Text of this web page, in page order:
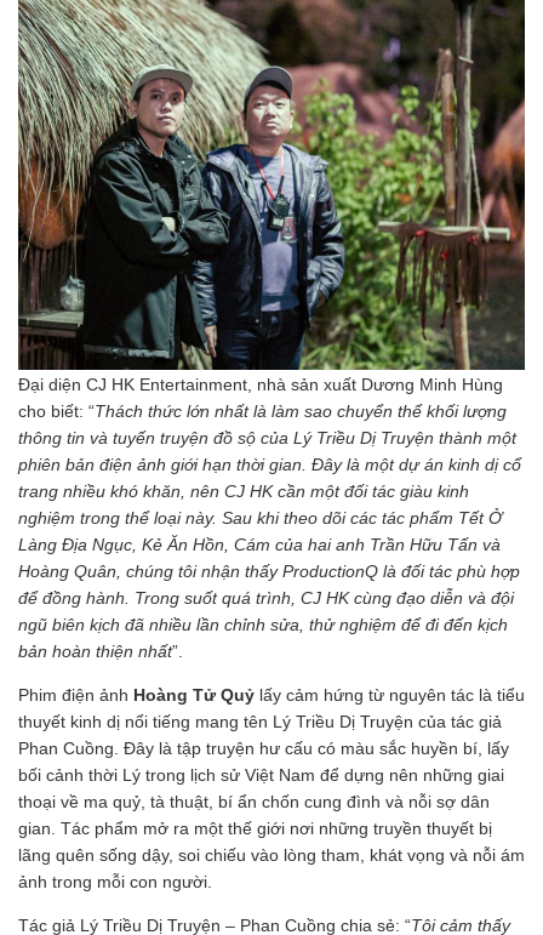
Đại diện CJ HK Entertainment, nhà sản xuất Dương Minh Hùng
cho biết: “Thách thức lớn nhất là làm sao chuyển thể khối lượng
thông tin và tuyến truyện đồ sộ của Lý Triều Dị Truyện thành một
phiên bản điện ảnh giới hạn thời gian. Đây là một dự án kinh dị cổ
trang nhiều khó khăn, nên CJ HK cần một đối tác giàu kinh
nghiệm trong thể loại này. Sau khi theo dõi các tác phẩm Tết Ở
Làng Địa Ngục, Kẻ Ăn Hồn, Cám của hai anh Trần Hữu Tấn và
Hoàng Quân, chúng tôi nhận thấy ProductionQ là đối tác phù hợp
để đồng hành. Trong suốt quá trình, CJ HK cùng đạo diễn và đội
ngũ biên kịch đã nhiều lần chỉnh sửa, thử nghiệm để đi đến kịch
bản hoàn thiện nhất”.
Phim điện ảnh Hoàng Tử Quỷ lấy cảm hứng từ nguyên tác là tiểu
thuyết kinh dị nổi tiếng mang tên Lý Triều Dị Truyện của tác giả
Phan Cuồng. Đây là tập truyện hư cấu có màu sắc huyền bí, lấy
bối cảnh thời Lý trong lịch sử Việt Nam để dựng nên những giai
thoại về ma quỷ, tà thuật, bí ẩn chốn cung đình và nỗi sợ dân
gian. Tác phẩm mở ra một thế giới nơi những truyền thuyết bị
lãng quên sống dậy, soi chiếu vào lòng tham, khát vọng và nỗi ám
ảnh trong mỗi con người.
Tác giả Lý Triều Dị Truyện – Phan Cuồng chia sẻ: “Tôi cảm thấy